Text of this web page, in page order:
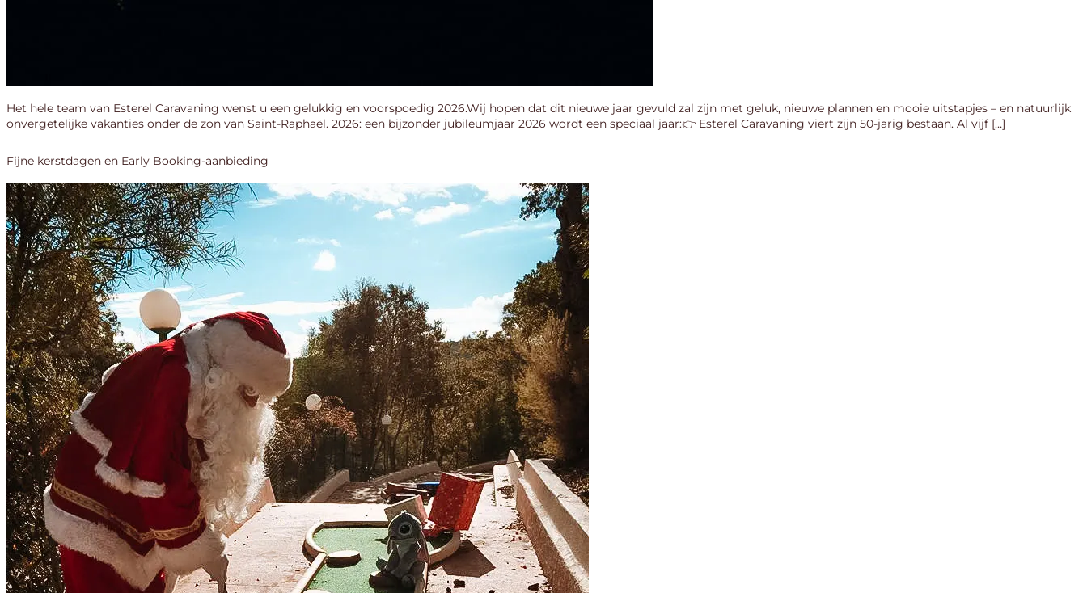
Het hele team van Esterel Caravaning wenst u een gelukkig en voorspoedig 2026.Wij hopen dat dit nieuwe jaar gevuld zal zijn met geluk, nieuwe plannen en mooie uitstapjes – en natuurlijk
onvergetelijke vakanties onder de zon van Saint-Raphaël. 2026: een bijzonder jubileumjaar 2026 wordt een speciaal jaar:👉 Esterel Caravaning viert zijn 50-jarig bestaan. Al vijf […]
Fijne kerstdagen en Early Booking-aanbieding